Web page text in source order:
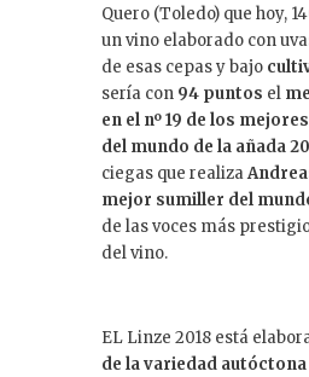
Quero (Toledo) que hoy,
un vino elaborado con
de esas cepas y bajo
sería con 94 puntos el
en el nº 19 de los
del mundo de la añada
ciegas que realiza
mejor sumiller del
de las voces más
del vino.
EL Linze 2018 está
de la variedad